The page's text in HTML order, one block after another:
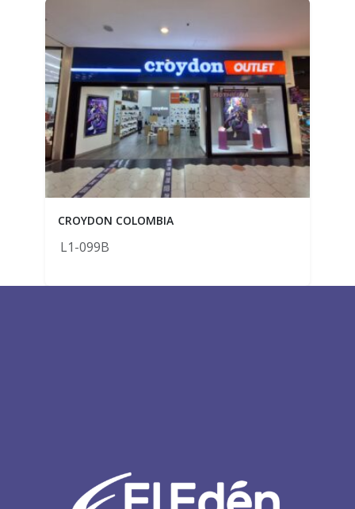
CROYDON COLOMBIA
L1-099B